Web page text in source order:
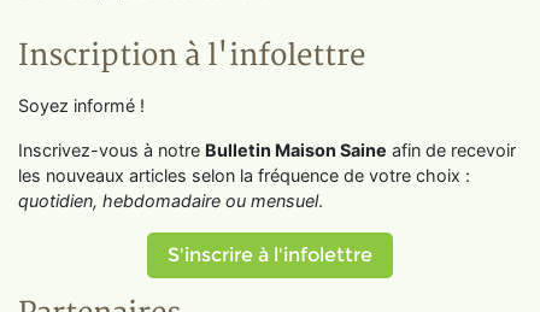
Inscription à l'infolettre
Soyez informé !
Inscrivez-vous à notre Bulletin Maison Saine afin de recevoir
les nouveaux articles selon la fréquence de votre choix :
quotidien, hebdomadaire ou mensuel.
S'inscrire à l'infolettre